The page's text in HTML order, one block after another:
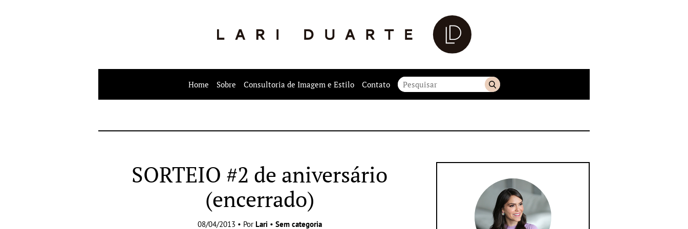
Home Sobre Consultoria de Imagem e Estilo Contato
SORTEIO #2 de aniversário
(encerrado)
08/04/2013 • Por Lari • Sem categoria